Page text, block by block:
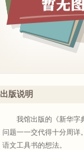
出版说明
我馆出版的《新华字典
问题一一交代得十分周详
语文工具书的想法。